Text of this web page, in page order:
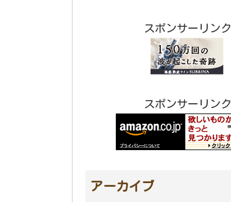
スポンサーリンク
スポンサーリンク
アーカイブ